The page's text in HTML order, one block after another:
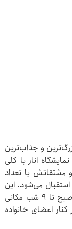
و جذاب‌ترین
انار با کلی
مشتقاتش با تعداد
می‌شود. این
نمایشگاه تا ۴دی ماه در فرهنگسرای اشراق از ۱۱صبح تا ۹ شب مکانی
اعضای خانواده